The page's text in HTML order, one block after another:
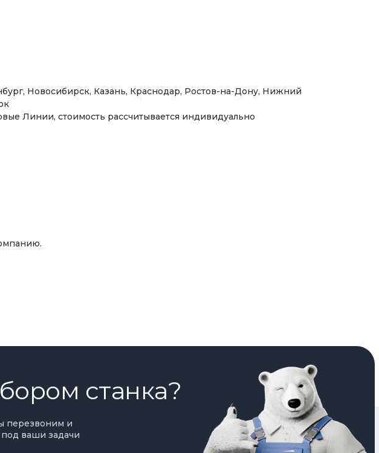
набор сменных лимбов с удобной ценой деления (НОВИНКА)
индивидуальный отчёт о проверке (НОВИНКА)
Новосибирск, Казань, Краснодар, Ростов-на-Дону, Нижний
Линии, стоимость рассчитывается индивидуально
станка?
перезвоним и
ваши задачи